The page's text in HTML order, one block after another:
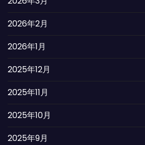
2026年2月
2026年1月
2025年12月
2025年11月
2025年10月
2025年9月